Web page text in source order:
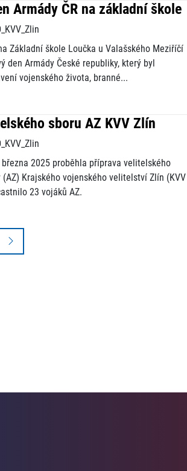
Armády ČR na základní škole
Základní škole Loučka u Valašského Meziříčí
den Armády České republiky, který byl
vojenského života, branné...
sboru AZ KVV Zlín
2025 proběhla příprava velitelského
Krajského vojenského velitelství Zlín (KVV
23 vojáků AZ.